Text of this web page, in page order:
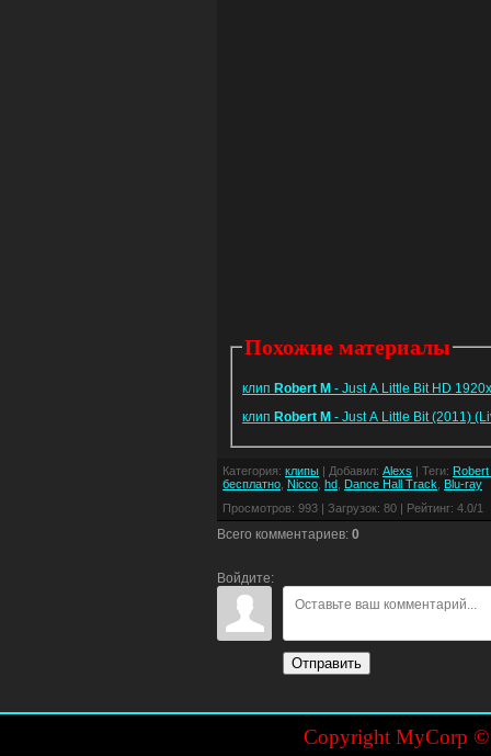
Похожие материалы
клип Robert M - Just A Little Bit HD
клип Robert M - Just A Little Bit (2011)
Категория: клипы Добавил: Alexs Теги:
бесплатно, Nicco, hd, Dance Hall Track, Blu-ray
Просмотров: 993 Загрузок: 80 Рейтинг: 4.0/1
Всего комментариев: 0
Войдите:
Отправить
Copyright MyCorp